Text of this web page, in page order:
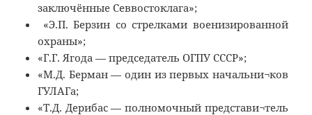
заключённые Севвостоклага»;
«Э.П. Берзин со стрелками военизированной
охраны»;
«Г.Г. Ягода — председатель ОГПУ СССР»;
«М.Д. Берман — один из первых начальни¬ков
ГУЛАГа;
«Т.Д. Дерибас — полномочный представи¬тель